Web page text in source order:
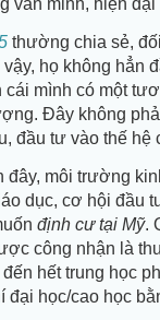
thường chia sẻ,
họ không hẳn
cái mình có một
Đây không
đầu tư vào thế hệ
đây, môi trường
dục, cơ hội đầu
định cư tại Mỹ.
công nhận là
hết trung học
đại học/cao học